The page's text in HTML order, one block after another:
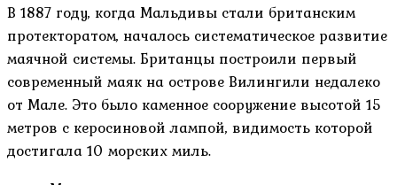
В 1887 году, когда Мальдивы стали британским
протекторатом, началось систематическое развитие
маячной системы. Британцы построили первый
современный маяк на острове Вилингили недалеко
от Мале. Это было каменное сооружение высотой 15
метров с керосиновой лампой, видимость которой
достигала 10 морских миль.